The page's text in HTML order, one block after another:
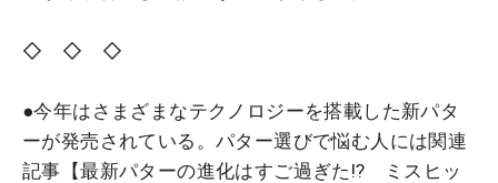
◇ ◇ ◇
●今年はさまざまなテクノロジーを搭載した新パタ
ーが発売されている。パター選びで悩む人には関連
記事【最新パターの進化はすご過ぎた!? ミスヒッ